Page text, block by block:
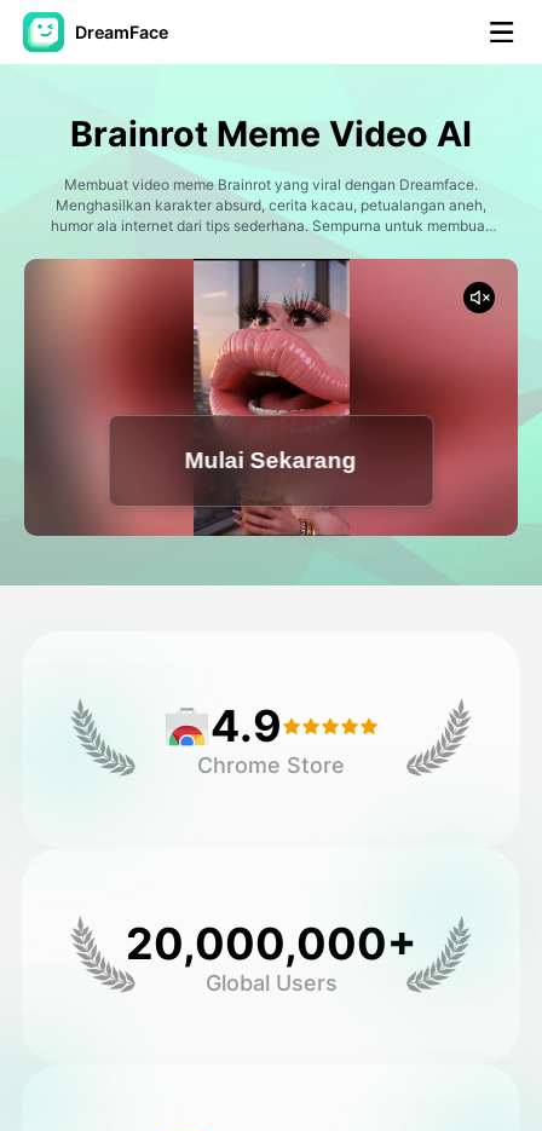
DreamFace
Avatar Video
Video AI
Lihat Semua Alat
Template
Foto AI
Alat lainnya
Galeri
Brainrot Meme Video AI
Membuat video meme Brainrot yang viral dengan Dreamface.
Menghasilkan karakter absurd, cerita kacau, petualangan aneh,
humor ala internet dari tips sederhana. Sempurna untuk membuat
menarik.
Mulai Sekarang
4.9
Chrome Store
20,000,000+
Global Users